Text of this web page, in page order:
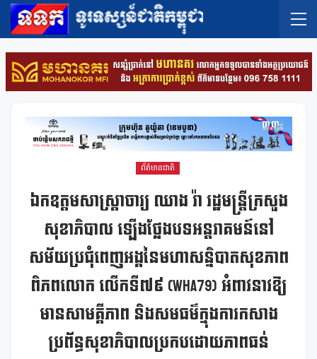
ព័ត៌មានជាតិ
ឯកឧត្តមសាស្ត្រាចារ្យ ឈាង រ៉ា រដ្ឋមន្ត្រីក្រសួង
សុខាភិបាល ឡើងថ្លែងបទអន្តរាគមន៍នៅ
សម័យប្រជុំពេញអង្គនៃមហាសន្និបាតសុខភាព
ពិភពលោក លើកទី៧៩ (WHA79) អំពាវនាវឱ្យ
មានសាមគ្គីភាព និងសមធម៌ក្នុងការកសាង
ប្រព័ន្ធសុខាភិបាលប្រកបដោយភាពធន់